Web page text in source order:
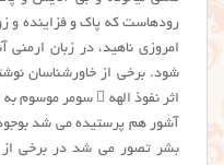
رودهاست که پاک و فزاینده و
امروزی ناهید، در زبان ارمنی
شود. برخی از خاورشناسان
اثر نفوذ الهه ٔ سومر موسوم به
آشور هم پرستیده می شد
بشر تصور می شد در برخی از